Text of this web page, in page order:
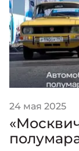
24 мая 2025